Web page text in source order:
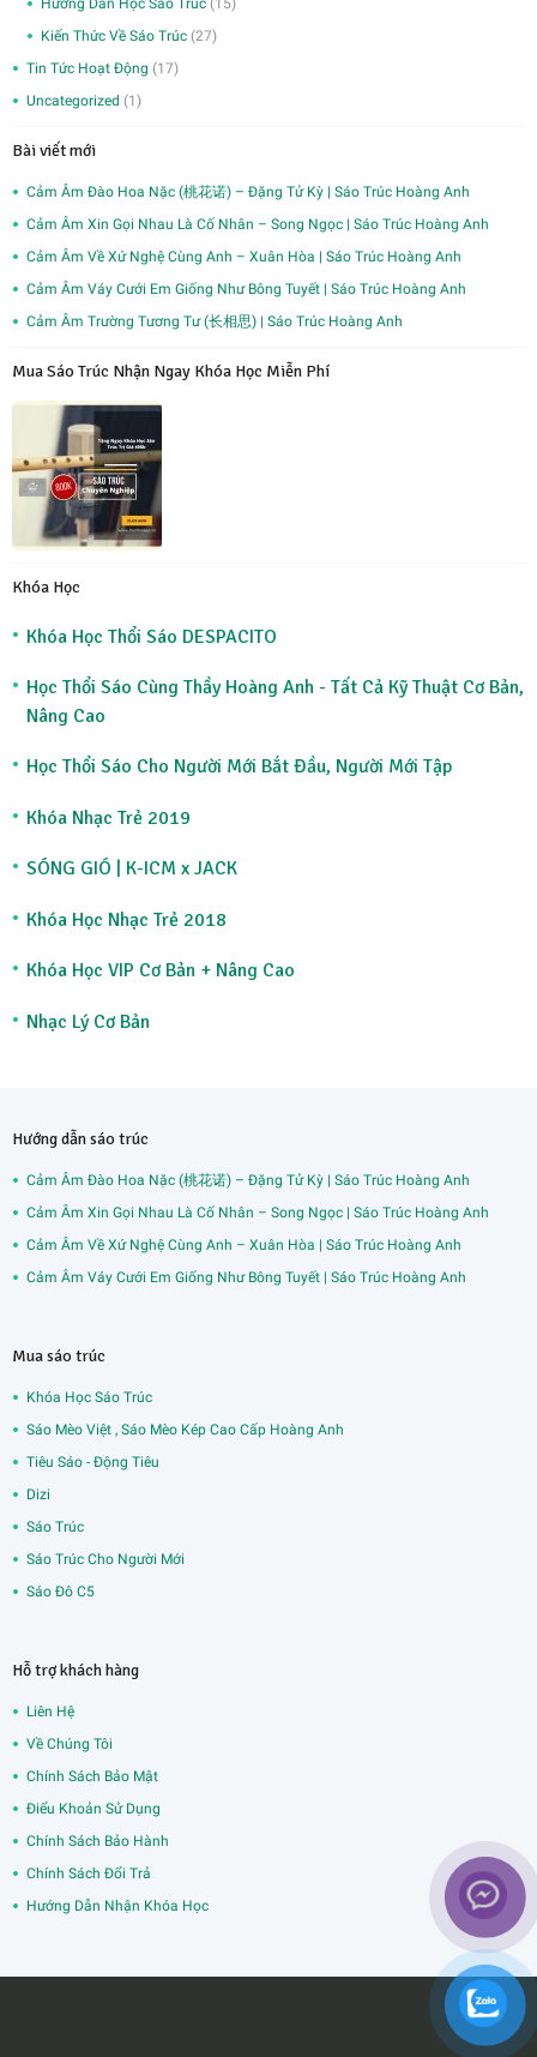
Hướng Dẫn Học Sáo Trúc (15)
Kiến Thức Về Sáo Trúc (27)
Tin Tức Hoạt Động (17)
Uncategorized (1)
Bài viết mới
Cảm Âm Đào Hoa Nặc (桃花诺) – Đặng Tử Kỳ | Sáo Trúc Hoàng Anh
Cảm Âm Xin Gọi Nhau Là Cố Nhân – Song Ngọc | Sáo Trúc Hoàng Anh
Cảm Âm Về Xứ Nghệ Cùng Anh – Xuân Hòa | Sáo Trúc Hoàng Anh
Cảm Âm Váy Cưới Em Giống Như Bông Tuyết | Sáo Trúc Hoàng Anh
Cảm Âm Trường Tương Tư (长相思) | Sáo Trúc Hoàng Anh
Mua Sáo Trúc Nhận Ngay Khóa Học Miễn Phí
Khóa Học
Khóa Học Thổi Sáo DESPACITO
Học Thổi Sáo Cùng Thầy Hoàng Anh - Tất Cả Kỹ Thuật Cơ Bản,
Nâng Cao
Học Thổi Sáo Cho Người Mới Bắt Đầu, Người Mới Tập
Khóa Nhạc Trẻ 2019
SÓNG GIÓ | K-ICM x JACK
Khóa Học Nhạc Trẻ 2018
Khóa Học VIP Cơ Bản + Nâng Cao
Nhạc Lý Cơ Bản
Hướng dẫn sáo trúc
Cảm Âm Đào Hoa Nặc (桃花诺) – Đặng Tử Kỳ | Sáo Trúc Hoàng Anh
Cảm Âm Xin Gọi Nhau Là Cố Nhân – Song Ngọc | Sáo Trúc Hoàng Anh
Cảm Âm Về Xứ Nghệ Cùng Anh – Xuân Hòa | Sáo Trúc Hoàng Anh
Cảm Âm Váy Cưới Em Giống Như Bông Tuyết | Sáo Trúc Hoàng Anh
Mua sáo trúc
Khóa Học Sáo Trúc
Sáo Mèo Việt , Sáo Mèo Kép Cao Cấp Hoàng Anh
Tiêu Sáo - Động Tiêu
Dizi
Sáo Trúc
Sáo Trúc Cho Người Mới
Sáo Đô C5
Hỗ trợ khách hàng
Liên Hệ
Về Chúng Tôi
Chính Sách Bảo Mật
Điểu Khoản Sử Dụng
Chính Sách Bảo Hành
Chính Sách Đổi Trả
Hướng Dẫn Nhận Khóa Học